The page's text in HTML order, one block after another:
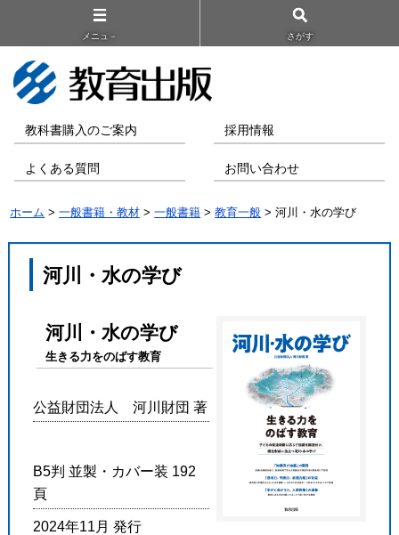
メニュ－ さがす
教科書購入のご案内 採用情報
よくある質問 お問い合わせ
ホーム >一般書籍・教材 >一般書籍 >教育一般 > 河川・水の学び
河川・水の学び
河川・水の学び
生きる力をのばす教育
公益財団法人 河川財団 著
B5判 並製・カバー装 192
頁
2024年11月 発行